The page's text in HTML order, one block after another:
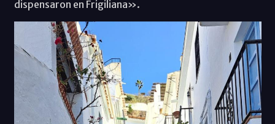
dispensaron en Frigiliana».